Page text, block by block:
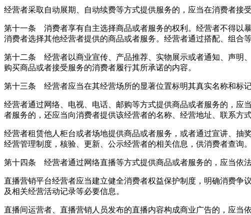
经营者采取自动展期、自动续费等方式提供服务的，应当在消费者接
第十一条 消费者享有自主选择商品或者服务的权利。经营者不得以
消费者选择其他经营者提供的商品或者服务。经营者通过搭配、组合
第十二条 经营者以商业宣传、产品推荐、实物展示或者通知、声明
购买商品或者接受服务的消费者履行其所承诺的内容。
第十三条 经营者应当在其经营场所的显著位置标明其真实名称和标记
经营者通过网络、电视、电话、邮购等方式提供商品或者服务的，
者服务的，还应当向消费者提供该经营者的名称、经营地址、联系方式
经营者租赁他人柜台或者场地提供商品或者服务，或者通过宣讲、
经营管理制度，核验、更新、公示经营者的相关信息，供消费者查询。
第十四条 经营者通过网络直播等方式提供商品或者服务的，应当依
直播营销平台经营者应当建立健全消费者权益保护制度，明确消费争
及相关经营活动记录等必要信息。
直播间运营者、直播营销人员发布的直播内容构成商业广告的，应当